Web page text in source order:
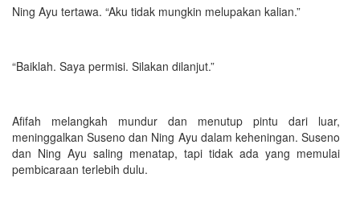
Ning Ayu tertawa. “Aku tidak mungkin melupakan kalian.”
“Baiklah. Saya permisi. Silakan dilanjut.”
Afifah melangkah mundur dan menutup pintu dari luar,
meninggalkan Suseno dan Ning Ayu dalam keheningan. Suseno
dan Ning Ayu saling menatap, tapi tidak ada yang memulai
pembicaraan terlebih dulu.